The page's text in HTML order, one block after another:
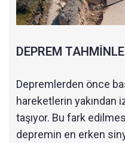
DEPREM
Depremlerden önce
hareketlerin yakından
taşıyor. Bu fark
depremin en erken